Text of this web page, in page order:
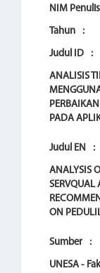
NIM
Tahun :
Judul ID :
ANALISIS
PADA
Judul EN :
ANALYSIS
SERVQUAL
ON
Sumber :
UNESA -